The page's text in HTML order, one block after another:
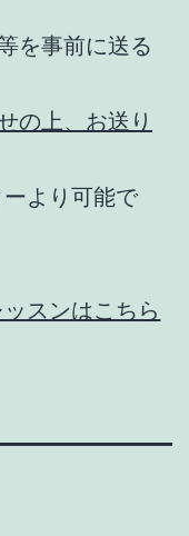
を事前に送る
の上、お送り
より可能で
スンはこちら